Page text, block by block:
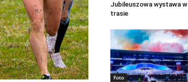
Jubileuszowa wystawa w
trasie
Foto